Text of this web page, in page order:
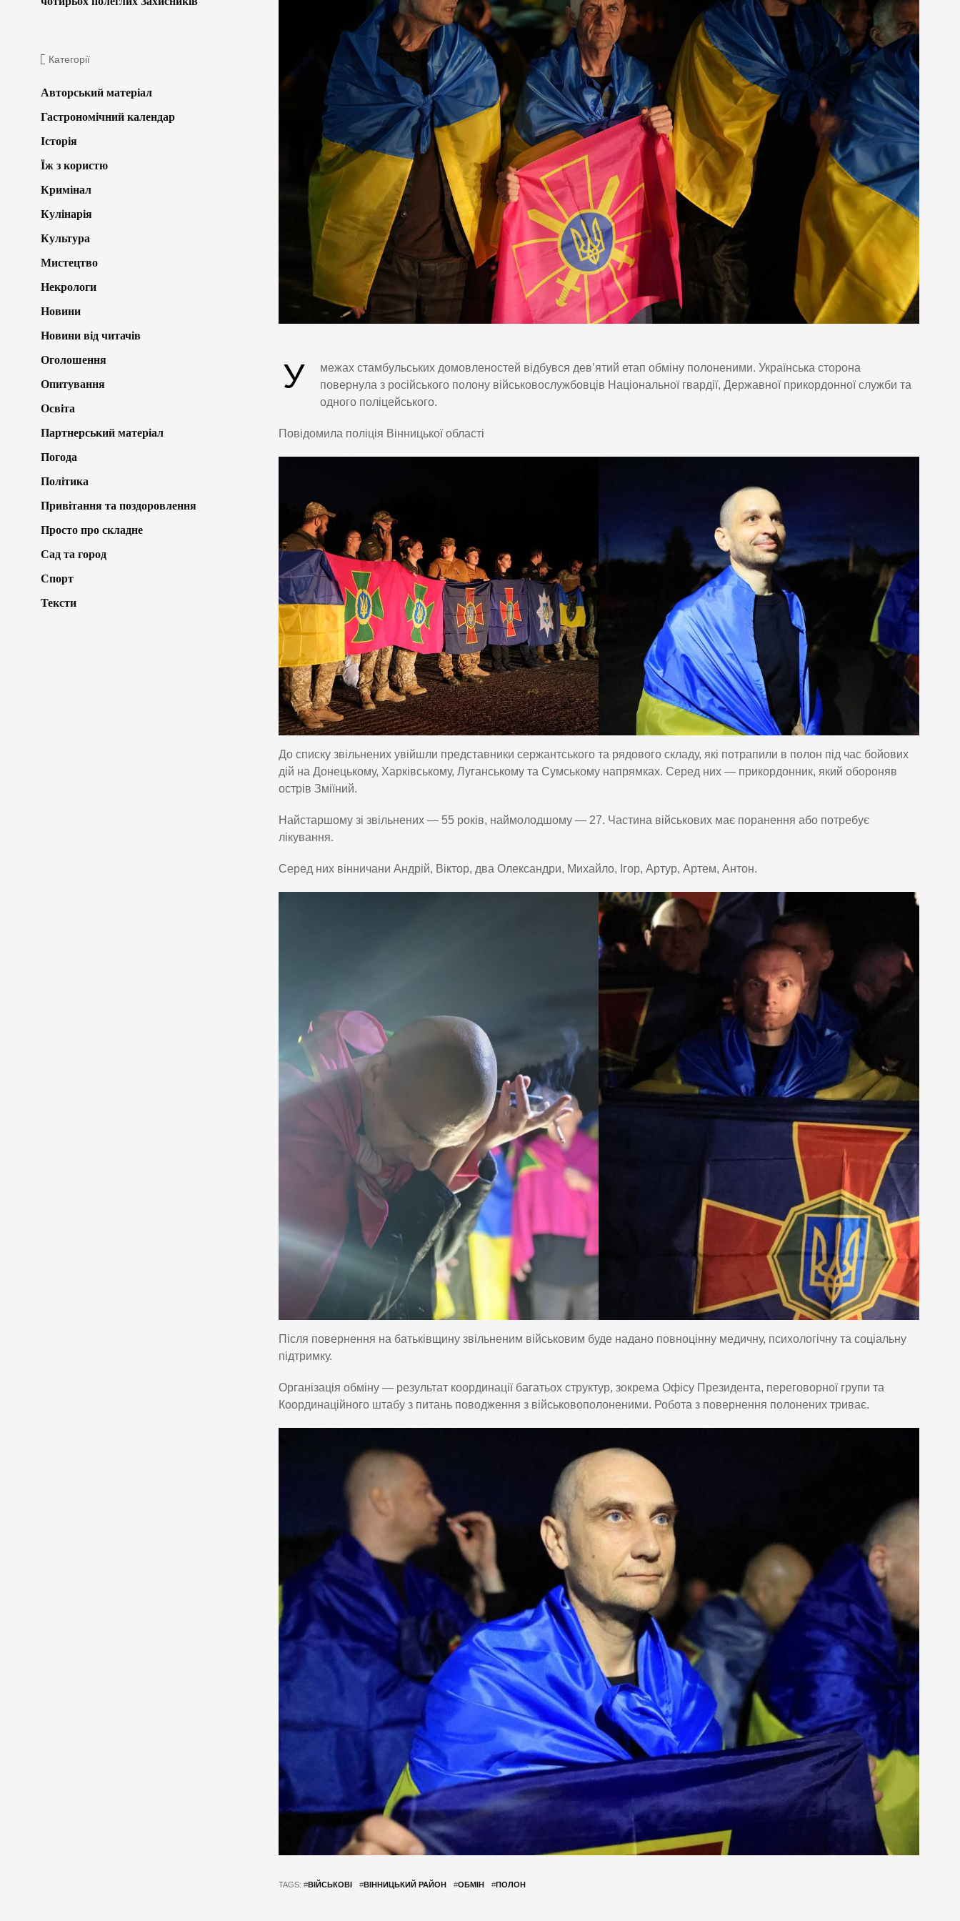
У
межах стамбульських домовленостей відбувся дев’ятий етап обміну полоненими. Українська сторона
повернула з російського полону військовослужбовців Національної гвардії, Державної прикордонної служби та
одного поліцейського.
Повідомила поліція Вінницької області
До списку звільнених увійшли представники сержантського та рядового складу, які потрапили в полон під час бойових
дій на Донецькому, Харківському, Луганському та Сумському напрямках. Серед них — прикордонник, який обороняв
острів Зміїний.
Найстаршому зі звільнених — 55 років, наймолодшому — 27. Частина військових має поранення або потребує
лікування.
Серед них вінничани Андрій, Віктор, два Олександри, Михайло, Ігор, Артур, Артем, Антон.
Після повернення на батьківщину звільненим військовим буде надано повноцінну медичну, психологічну та соціальну
підтримку.
Організація обміну — результат координації багатьох структур, зокрема Офісу Президента, переговорної групи та
Координаційного штабу з питань поводження з військовополоненими. Робота з повернення полонених триває.
TAGS: #ВІЙСЬКОВІ #ВІННИЦЬКИЙ РАЙОН #ОБМІН #ПОЛОН
Категорії
Авторський матеріал
Гастрономічний календар
Історія
Їж з користю
Кримінал
Кулінарія
Культура
Мистецтво
Некрологи
Новини
Новини від читачів
Оголошення
Опитування
Освіта
Партнерський матеріал
Погода
Політика
Привітання та поздоровлення
Просто про складне
Сад та город
Спорт
Тексти